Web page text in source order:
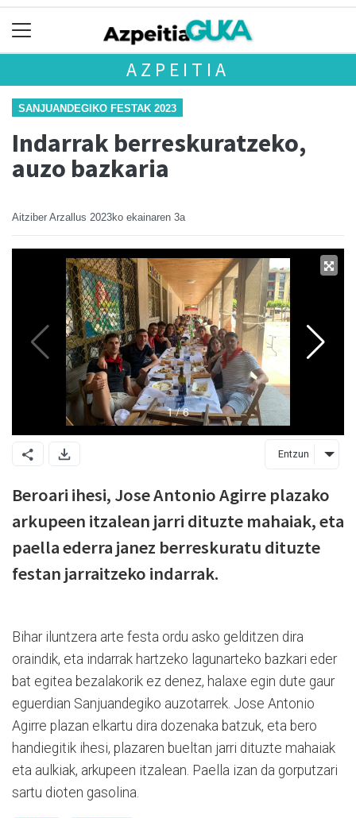
AZPEITIA
SANJUANDEGIKO FESTAK 2023
Indarrak berreskuratzeko,
auzo bazkaria
Aitziber Arzallus 2023ko ekainaren 3a
Entzun
Beroari ihesi, Jose Antonio Agirre plazako
arkupeen itzalean jarri dituzte mahaiak, eta
paella ederra janez berreskuratu dituzte
festan jarraitzeko indarrak.
Bihar iluntzera arte festa ordu asko gelditzen dira
oraindik, eta indarrak hartzeko lagunarteko bazkari eder
bat egitea bezalakorik ez denez, halaxe egin dute gaur
eguerdian Sanjuandegiko auzotarrek. Jose Antonio
Agirre plazan elkartu dira dozenaka batzuk, eta bero
handiegitik ihesi, plazaren bueltan jarri dituzte mahaiak
eta aulkiak, arkupeen itzalean. Paella izan da gorputzari
sartu dioten gasolina.